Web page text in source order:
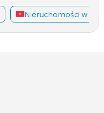
Nieruchomości w